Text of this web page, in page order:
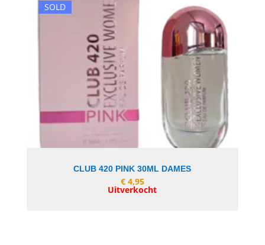
SOLD
In Winkelwagen
CLUB 420 PINK 30ML DAMES
€4,95
Uitverkocht